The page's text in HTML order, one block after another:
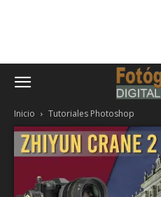
Inicio Tutoriales Photoshop